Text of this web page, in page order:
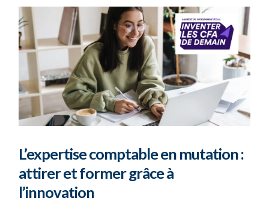
L’expertise comptable en mutation :
attirer et former grâce à
l’innovation